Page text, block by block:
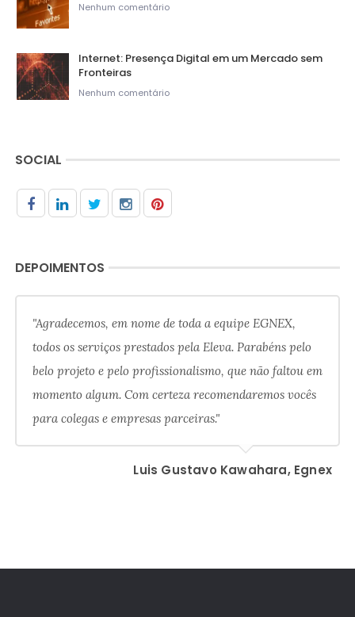
Nenhum comentário
Internet: Presença Digital em um Mercado sem
Fronteiras
Nenhum comentário
SOCIAL
DEPOIMENTOS
"Agradecemos, em nome de toda a equipe EGNEX,
todos os serviços prestados pela Eleva. Parabéns pelo
belo projeto e pelo profissionalismo, que não faltou em
momento algum. Com certeza recomendaremos vocês
para colegas e empresas parceiras."
Luis Gustavo Kawahara, Egnex